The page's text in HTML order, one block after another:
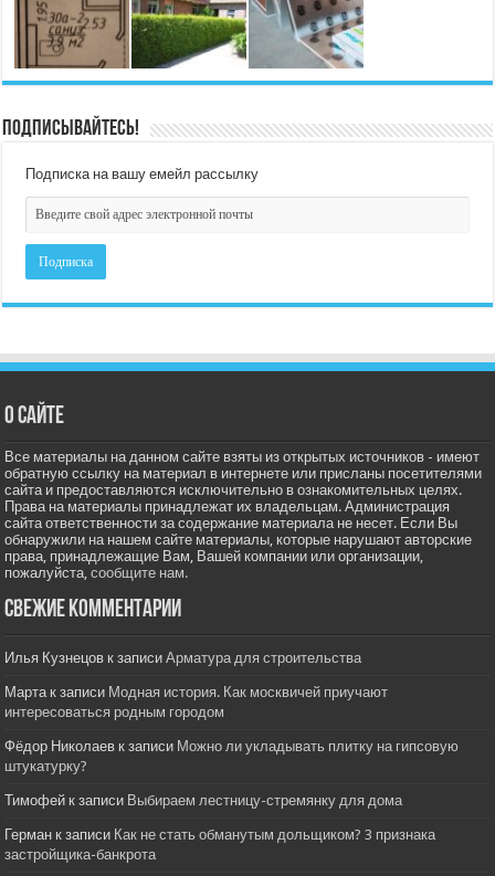
Подписывайтесь!
Подписка на вашу емейл рассылку
О сайте
Все материалы на данном сайте взяты из открытых источников - имеют
обратную ссылку на материал в интернете или присланы посетителями
сайта и предоставляются исключительно в ознакомительных целях.
Права на материалы принадлежат их владельцам. Администрация
сайта ответственности за содержание материала не несет. Если Вы
обнаружили на нашем сайте материалы, которые нарушают авторские
права, принадлежащие Вам, Вашей компании или организации,
пожалуйста,сообщите нам.
Свежие комментарии
Илья Кузнецов к записиАрматура для строительства
Марта к записи Модная история. Как москвичей приучают
интересоваться родным городом
Фёдор Николаев к записи Можно ли укладывать плитку на гипсовую
штукатурку?
Тимофей к записи Выбираем лестницу-стремянку для дома
Герман к записи Как не стать обманутым дольщиком? 3 признака
застройщика-банкрота